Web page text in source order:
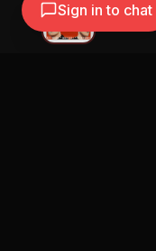
Natti
NATTI
Sign in to chat